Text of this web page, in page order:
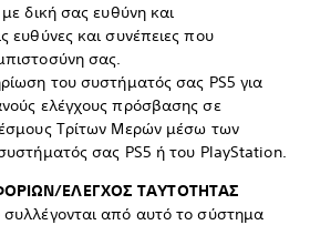
δική σας ευθύνη και
ευθύνες και συνέπειες που
σας.
του συστήματός σας PS5 για
ελέγχους πρόσβασης σε
Τρίτων Μερών μέσω των
σας PS5 ή του PlayStation.
ΕΛΕΓΧΟΣ ΤΑΥΤΟΤΗΤΑΣ
από αυτό το σύστημα